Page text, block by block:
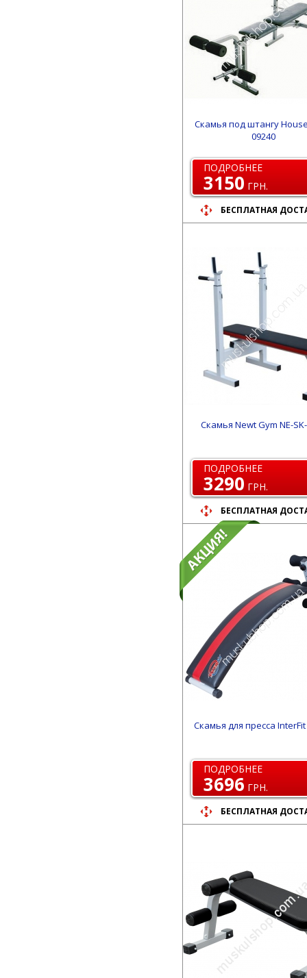
Скамья под штангу
09240
ПОДРОБНЕЕ
3150 ГРН.
БЕСПЛАТНАЯ
Скамья Newt Gym NE-
ПОДРОБНЕЕ
3290 ГРН.
БЕСПЛАТНАЯ
Скамья для пресса InterFit
ПОДРОБНЕЕ
3696 ГРН.
БЕСПЛАТНАЯ